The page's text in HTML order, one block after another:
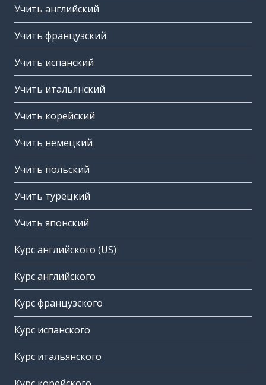
Учить английский
Учить французский
Учить испанский
Учить итальянский
Учить корейский
Учить немецкий
Учить польский
Учить турецкий
Учить японский
Курс английского (US)
Курс английского
Курс французского
Курс испанского
Курс итальянского